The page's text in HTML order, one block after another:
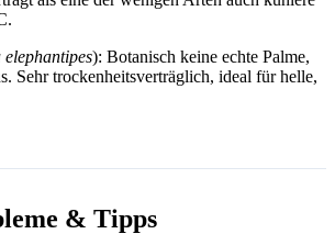
elephantipes): Botanisch keine echte Palme,
Sehr trockenheitsverträglich, ideal für helle,
& Tipps